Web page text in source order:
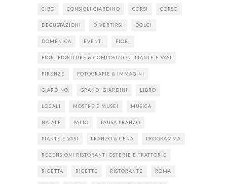
CIBO CONSIGLI GIARDINO CORSI CORSO
DEGUSTAZIONI DIVERTIRSI DOLCI
DOMENICA EVENTI FIORI
FIORI FIORITURE & COMPOSIZIONI PIANTE E VASI
FIRENZE FOTOGRAFIE & IMMAGINI
GIARDINO GRANDI GIARDINI LIBRO
LOCALI MOSTRE E MUSEI MUSICA
NATALE PALIO PAUSA PRANZO
PIANTE E VASI PRANZO & CENA PROGRAMMA
RECENSIONI RISTORANTI OSTERIE E TRATTORIE
RICETTA RICETTE RISTORANTE ROMA